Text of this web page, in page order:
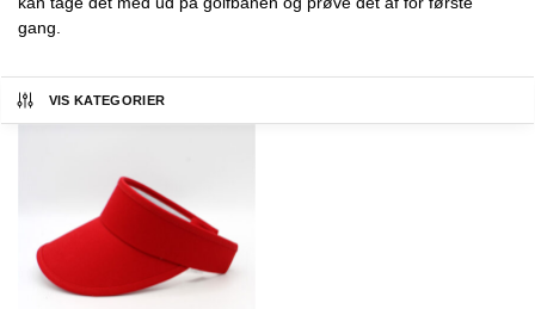
gang.
VIS KATEGORIER